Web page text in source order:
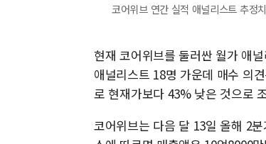
코어위브 연간 실적 애널리스트 추정
현재 코어위브를 둘러싼 월가 애
애널리스트 18명 가운데 매수 의
로 현재가보다 43% 낮은 것으로
코어위브는 다음 달 13일 올해 2